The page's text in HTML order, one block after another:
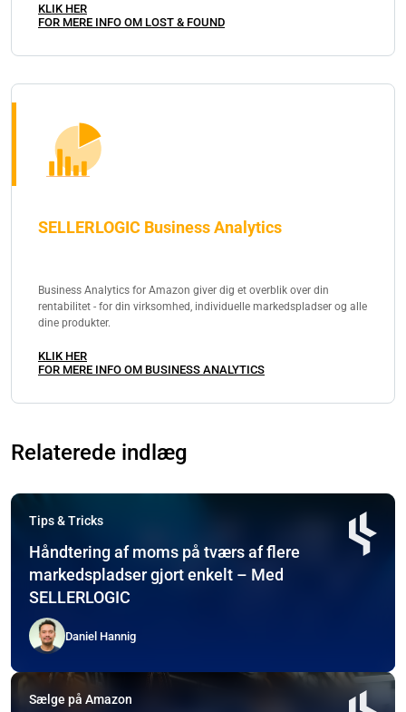
KLIK HER
FOR MERE INFO OM LOST & FOUND
SELLERLOGIC Business Analytics
Business Analytics for Amazon giver dig et overblik over din
rentabilitet - for din virksomhed, individuelle markedspladser og alle
dine produkter.
KLIK HER
FOR MERE INFO OM BUSINESS ANALYTICS
Relaterede indlæg
Tips & Tricks
Håndtering af moms på tværs af flere
markedspladser gjort enkelt – Med
SELLERLOGIC
Daniel Hannig
Sælge på Amazon